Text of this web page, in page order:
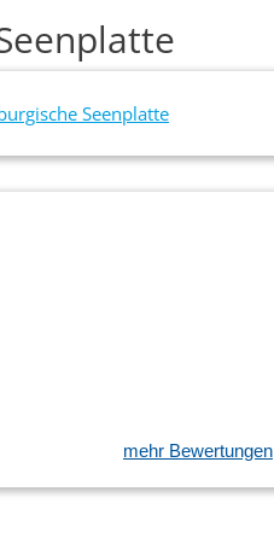
Seenplatte
mehr Bewertungen